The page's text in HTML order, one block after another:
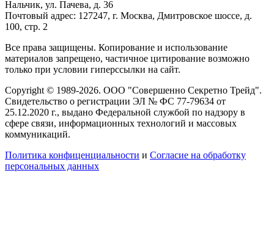
Нальчик, ул. Пачева, д. 36
Почтовый адрес: 127247, г. Москва, Дмитровское шоссе, д.
100, стр. 2
Все права защищены. Копирование и использование
материалов запрещено, частичное цитирование возможно
только при условии гиперссылки на сайт.
Copyright © 1989-2026. ООО "Совершенно Секретно Трейд".
Свидетельство о регистрации ЭЛ № ФС 77-79634 от
25.12.2020 г., выдано Федеральной службой по надзору в
сфере связи, информационных технологий и массовых
коммуникаций.
Политика конфиценциальности и Согласие на обработку
персональных данных